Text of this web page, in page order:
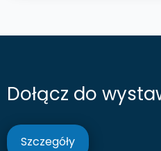
Dołącz do
Szczegóły